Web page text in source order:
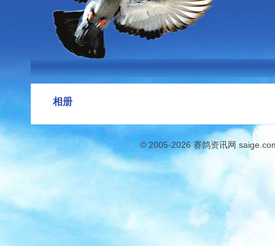
相册
© 2005-2026赛鸽资讯网